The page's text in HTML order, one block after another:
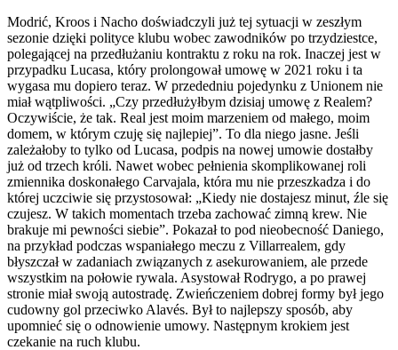
Modrić, Kroos i Nacho doświadczyli już tej sytuacji w zeszłym
sezonie dzięki polityce klubu wobec zawodników po trzydziestce,
polegającej na przedłużaniu kontraktu z roku na rok. Inaczej jest w
przypadku Lucasa, który prolongował umowę w 2021 roku i ta
wygasa mu dopiero teraz. W przededniu pojedynku z Unionem nie
miał wątpliwości. „Czy przedłużyłbym dzisiaj umowę z Realem?
Oczywiście, że tak. Real jest moim marzeniem od małego, moim
domem, w którym czuję się najlepiej”. To dla niego jasne. Jeśli
zależałoby to tylko od Lucasa, podpis na nowej umowie dostałby
już od trzech króli. Nawet wobec pełnienia skomplikowanej roli
zmiennika doskonałego Carvajala, która mu nie przeszkadza i do
której uczciwie się przystosował: „Kiedy nie dostajesz minut, źle się
czujesz. W takich momentach trzeba zachować zimną krew. Nie
brakuje mi pewności siebie”. Pokazał to pod nieobecność Daniego,
na przykład podczas wspaniałego meczu z Villarrealem, gdy
błyszczał w zadaniach związanych z asekurowaniem, ale przede
wszystkim na połowie rywala. Asystował Rodrygo, a po prawej
stronie miał swoją autostradę. Zwieńczeniem dobrej formy był jego
cudowny gol przeciwko Alavés. Był to najlepszy sposób, aby
upomnieć się o odnowienie umowy. Następnym krokiem jest
czekanie na ruch klubu.